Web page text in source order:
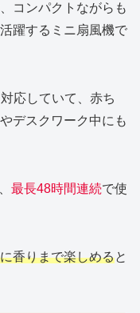
コンパクトながらも
躍するミニ扇風機で
応していて、赤ち
デスクワーク中にも
最長48時間連続で使
香りまで楽しめると